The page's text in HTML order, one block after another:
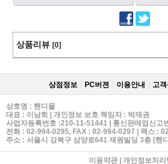
상품리뷰 [0]
상점정보 PC버젼 이용안내 고
상호명 : 핸디몰
대표 : 이남희 | 개인정보 보호 책임자 : 박재권
사업자등록번호 :210-11-51441 | 통신판매업신고
전화 : 02-994-0295, FAX : 02-994-0297 | 팩스 :
주소 : 서울시 강북구 삼양로641 재원빌딩 3층 [핸
이용약관| 개인정보처리